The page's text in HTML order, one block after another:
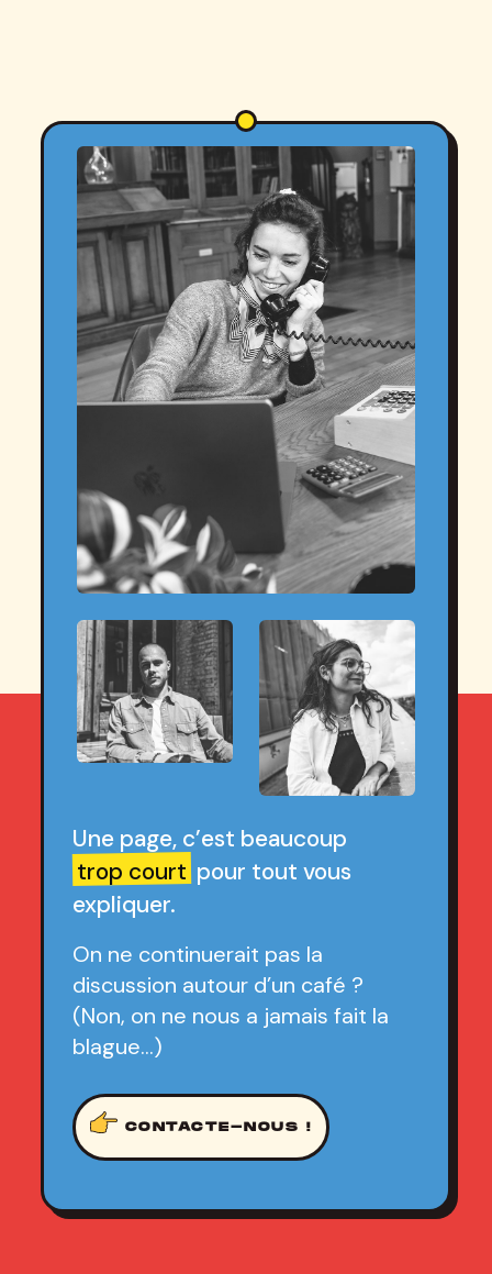
Une page, c’est beaucoup
trop courtpour tout vous
expliquer.
On ne continuerait pas la
discussion autour d’un café ?
(Non, on ne nous a jamais fait la
blague…)
CONTACTE-NOUS !